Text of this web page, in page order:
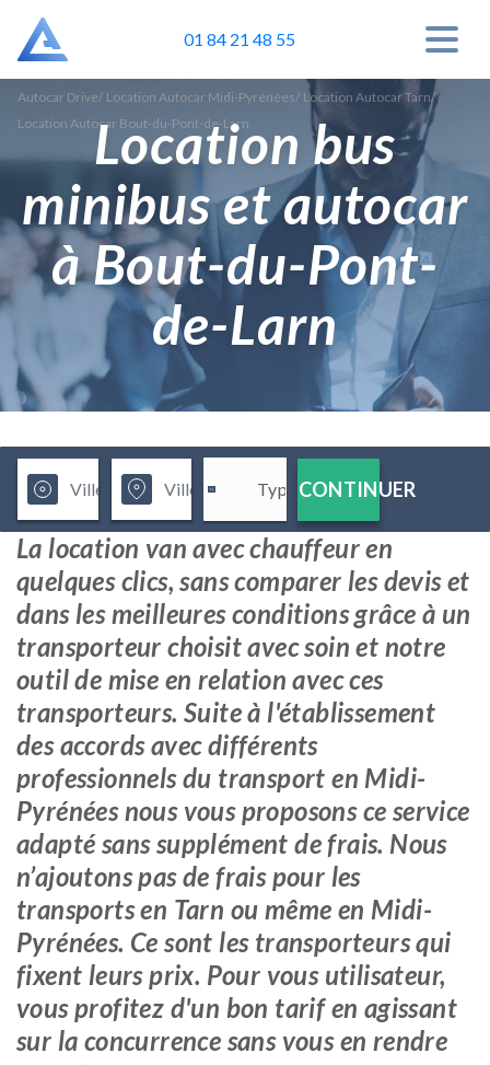
01 84 21 48 55
Autocar Drive/ Location Autocar Midi-Pyrénées/ Location Autocar Tarn/
Location Autocar Bout-du-Pont-de-Larn
Location bus
minibus et autocar
à Bout-du-Pont-
de-Larn
CONTINUER
La location van avec chauffeur en
quelques clics, sans comparer les devis et
dans les meilleures conditions grâce à un
transporteur choisit avec soin et notre
outil de mise en relation avec ces
transporteurs. Suite à l'établissement
des accords avec différents
professionnels du transport en Midi-
Pyrénées nous vous proposons ce service
adapté sans supplément de frais. Nous
n’ajoutons pas de frais pour les
transports en Tarn ou même en Midi-
Pyrénées. Ce sont les transporteurs qui
fixent leurs prix. Pour vous utilisateur,
vous profitez d'un bon tarif en agissant
sur la concurrence sans vous en rendre